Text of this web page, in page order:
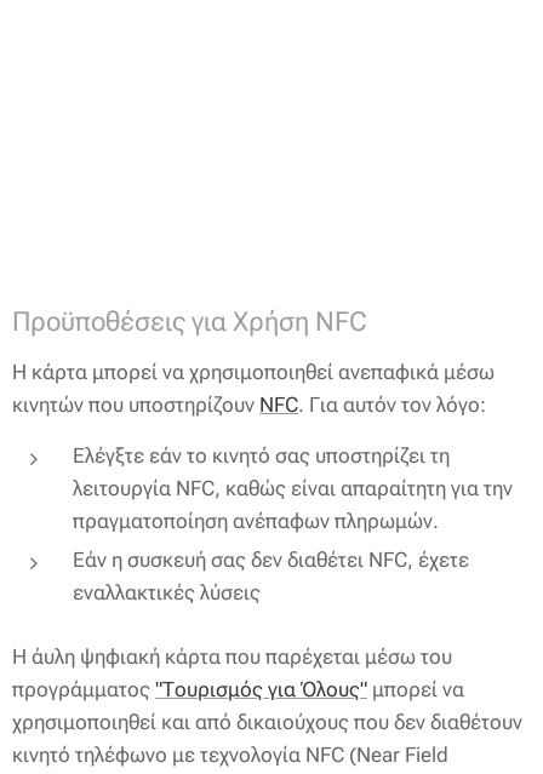
Προϋποθέσεις για Χρήση NFC
Η κάρτα μπορεί να χρησιμοποιηθεί ανεπαφικά μέσω
κινητών που υποστηρίζουν NFC. Για αυτόν τον λόγο:
Ελέγξτε εάν το κινητό σας υποστηρίζει τη
λειτουργία NFC, καθώς είναι απαραίτητη για την
πραγματοποίηση ανέπαφων πληρωμών.
Εάν η συσκευή σας δεν διαθέτει NFC, έχετε
εναλλακτικές λύσεις
Η άυλη ψηφιακή κάρτα που παρέχεται μέσω του
προγράμματος "Τουρισμός για Όλους" μπορεί να
χρησιμοποιηθεί και από δικαιούχους που δεν διαθέτουν
κινητό τηλέφωνο με τεχνολογία NFC (Near Field